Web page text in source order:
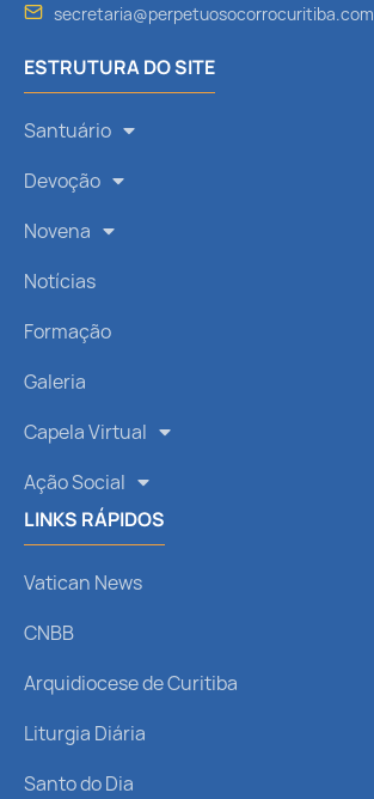
secretaria@perpetuosocorrocuritiba.com
ESTRUTURA DO SITE
Santuário
Devoção
Novena
Notícias
Formação
Galeria
Capela Virtual
Ação Social
LINKS RÁPIDOS
Vatican News
CNBB
Arquidiocese de Curitiba
Liturgia Diária
Santo do Dia